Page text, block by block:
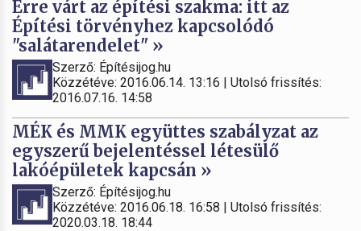
Erre várt az építési szakma: itt az
Építési törvényhez kapcsolódó
"salátarendelet" »
Szerző: Építésijog.hu
Közzétéve: 2016.06.14. 13:16 | Utolsó frissítés:
2016.07.16. 14:58
MÉK és MMK együttes szabályzat az
egyszerű bejelentéssel létesülő
lakóépületek kapcsán »
Szerző: Építésijog.hu
Közzétéve: 2016.06.18. 16:58 | Utolsó frissítés:
2020.03.18. 18:44